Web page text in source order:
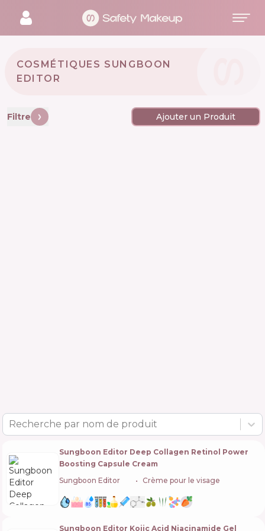
COSMÉTIQUES SUNGBOON
EDITOR 🇰🇷
Filtre Ajouter un Produit
Recherche par nom de produit
Sungboon Editor Deep Collagen Retinol Power
Boosting Capsule Cream
Sungboon Editor
Crème pour le visage
Sungboon Editor Kojic Acid Niacinamide Gel